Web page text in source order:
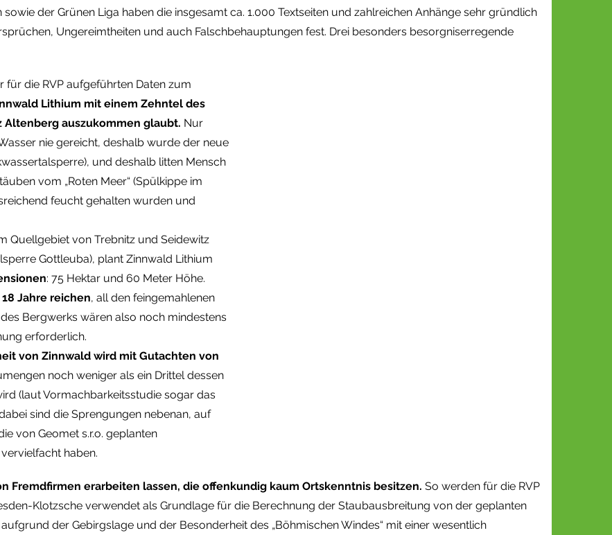
der Grünen Liga haben die insgesamt ca. 1.000 Textseiten und zahlreichen Anhänge sehr gründlich
Ungereimtheiten und auch Falschbehauptungen fest. Drei besonders besorgniserregende
die RVP aufgeführten Daten zum
Lithium mit einem Zehntel des
Altenberg auszukommen glaubt. Nur
nie gereicht, deshalb wurde der neue
und deshalb litten Mensch
vom „Roten Meer“ (Spülkippe im
feucht gehalten wurden und
Quellgebiet von Trebnitz und Seidewitz
Gottleuba), plant Zinnwald Lithium
: 75 Hektar und 60 Meter Höhe.
18 Jahre reichen, all den feingemahlenen
Bergwerks wären also noch mindestens
erforderlich.
von Zinnwald wird mit Gutachten von
noch weniger als ein Drittel dessen
(laut Vormachbarkeitsstudie sogar das
sind die Sprengungen nebenan, auf
von Geomet s.r.o. geplanten
haben.
Fremdfirmen erarbeiten lassen, die offenkundig kaum Ortskenntnis besitzen. So werden für die RVP
Klotzsche verwendet als Grundlage für die Berechnung der Staubausbreitung von der geplanten
der Gebirgslage und der Besonderheit des „Böhmischen Windes“ mit einer wesentlich